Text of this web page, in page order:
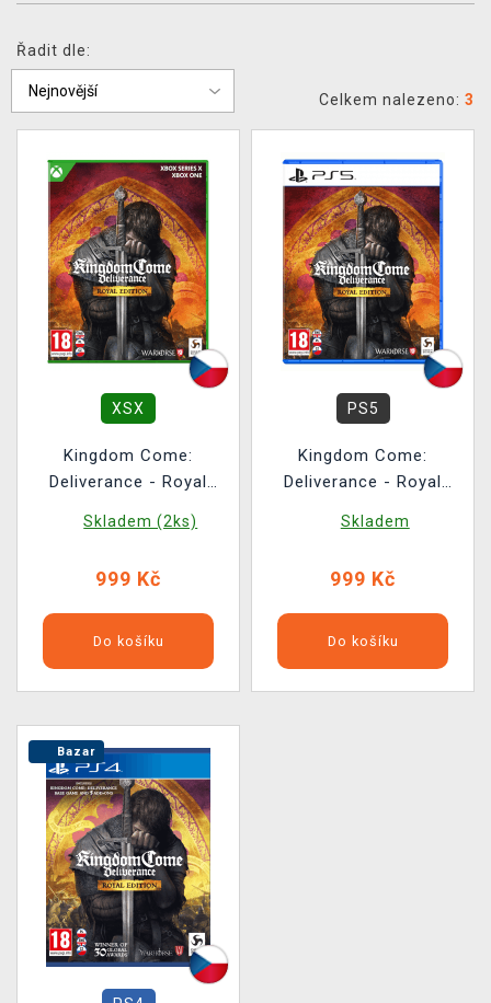
XZONE KLUB
VÝKUP HER (BAZAR)
Řadit dle:
Celkem nalezeno: 3
XSX
Kingdom Come:
Deliverance - Royal
Skladem (2ks)
999 Kč
Do košíku
PS5
Kingdom Come:
Deliverance - Royal
Skladem
999 Kč
Do košíku
Bazar